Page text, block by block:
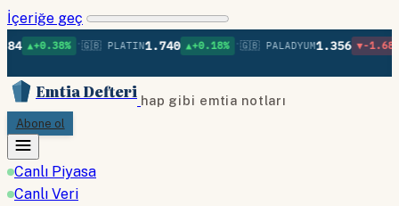
İçeriğe geç
• 🇬🇧 PLATIN1.740 ▲+0.18% • 🇬🇧 PALADYUM1.356 ▼-1.68% • 🇬🇧
Emtia Defteri hap gibi emtia notları
Abone ol
Canlı Piyasa
Canlı Veri